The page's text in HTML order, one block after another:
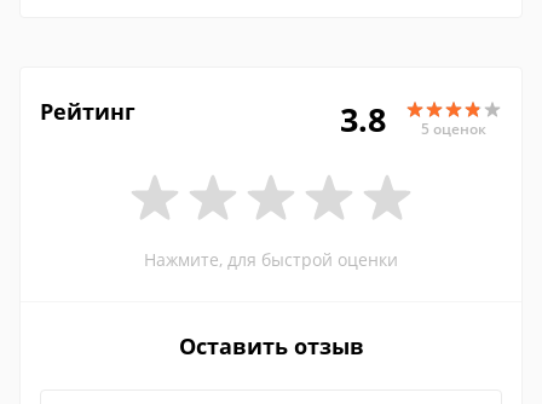
Рейтинг 3.8 5 оценок
Нажмите, для быстрой оценки
Оставить отзыв